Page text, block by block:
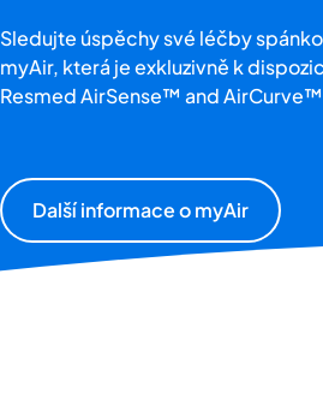
Sledujte úspěchy své léčby
myAir, která je exkluzivně k
Resmed AirSense™ and
Další informace o myAir